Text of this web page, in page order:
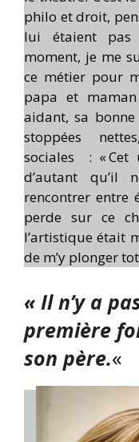
philo et droit,
lui étaient pas
moment, je me
ce métier pour
papa et maman
aidant, sa
stoppées
sociales : « Cet
d’autant qu’il
rencontrer
perde sur ce
l’artistique était
de m’y plonger
« Il n’y a
première
son père.«